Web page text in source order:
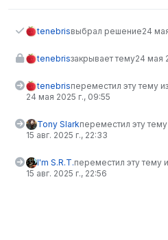
tenebrisвыбрал решение24
tenebrisзакрывает тему24 мая
tenebrisпереместил эту тему
24 мая 2025 г., 09:55
Tony Slarkпереместил эту
15 авг. 2025 г., 22:33
I'm S.R.T.переместил эту тему
15 авг. 2025 г., 22:56